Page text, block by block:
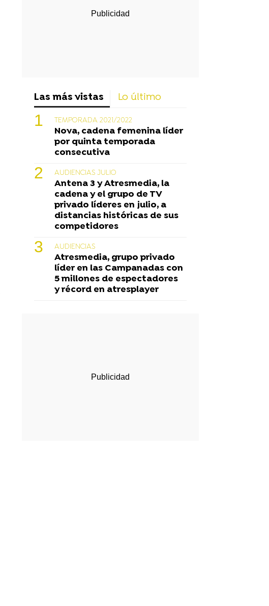
Las más vistas Lo último
TEMPORADA 2021/2022
Nova, cadena femenina líder
por quinta temporada
consecutiva
AUDIENCIAS JULIO
Antena 3 y Atresmedia, la
cadena y el grupo de TV
privado líderes en julio, a
distancias históricas de sus
competidores
AUDIENCIAS
Atresmedia, grupo privado
líder en las Campanadas con
5 millones de espectadores
y récord en atresplayer